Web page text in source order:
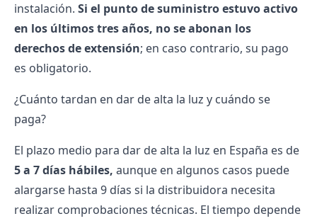
instalación. Si el punto de suministro estuvo activo
en los últimos tres años, no se abonan los
derechos de extensión; en caso contrario, su pago
es obligatorio.
¿Cuánto tardan en dar de alta la luz y cuándo se
paga?
El plazo medio para dar de alta la luz en España es de
5 a 7 días hábiles, aunque en algunos casos puede
alargarse hasta 9 días si la distribuidora necesita
realizar comprobaciones técnicas. El tiempo depende